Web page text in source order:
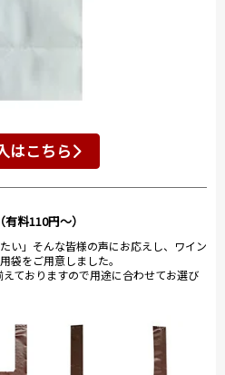
はこちら
（有料110円～）
い」そんな皆様の声にお応えし、ワイン
袋をご用意しました。
ておりますので用途に合わせてお選び